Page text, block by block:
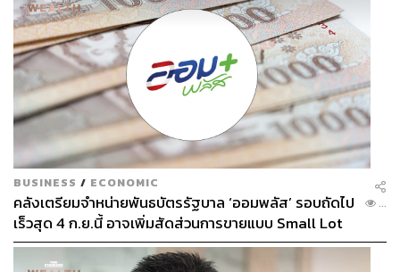
BUSINESS / ECONOMIC
คลังเตรียมจำหน่ายพันธบัตรรัฐบาล ‘ออมพลัส’ รอบถัดไป
เร็วสุด 4 ก.ย.นี้ อาจเพิ่มสัดส่วนการขายแบบ Small Lot
First มากขึ้น
...